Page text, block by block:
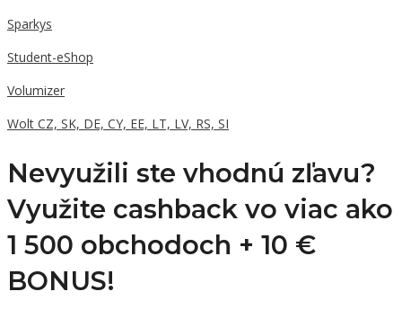
Sparkys
Student-eShop
Volumizer
Wolt CZ, SK, DE, CY, EE, LT, LV, RS, SI
Nevyužili ste vhodnú zľavu?
Využite cashback vo viac ako
1 500 obchodoch + 10 €
BONUS!